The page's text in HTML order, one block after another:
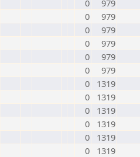
0
979
0
979
0
979
0
979
0
979
0
979
0
1319
0
1319
0
1319
0
1319
0
1319
0
1319